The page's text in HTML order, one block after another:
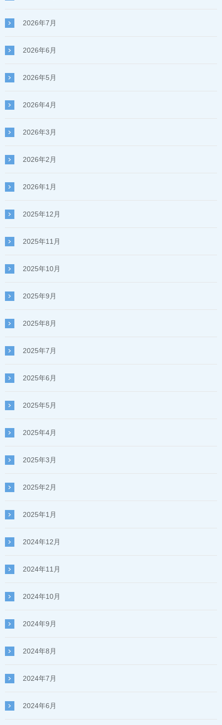
2026年7月
2026年6月
2026年5月
2026年4月
2026年3月
2026年2月
2026年1月
2025年12月
2025年11月
2025年10月
2025年9月
2025年8月
2025年7月
2025年6月
2025年5月
2025年4月
2025年3月
2025年2月
2025年1月
2024年12月
2024年11月
2024年10月
2024年9月
2024年8月
2024年7月
2024年6月